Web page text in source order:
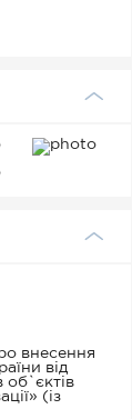
внесення
від
об`єктів
(із